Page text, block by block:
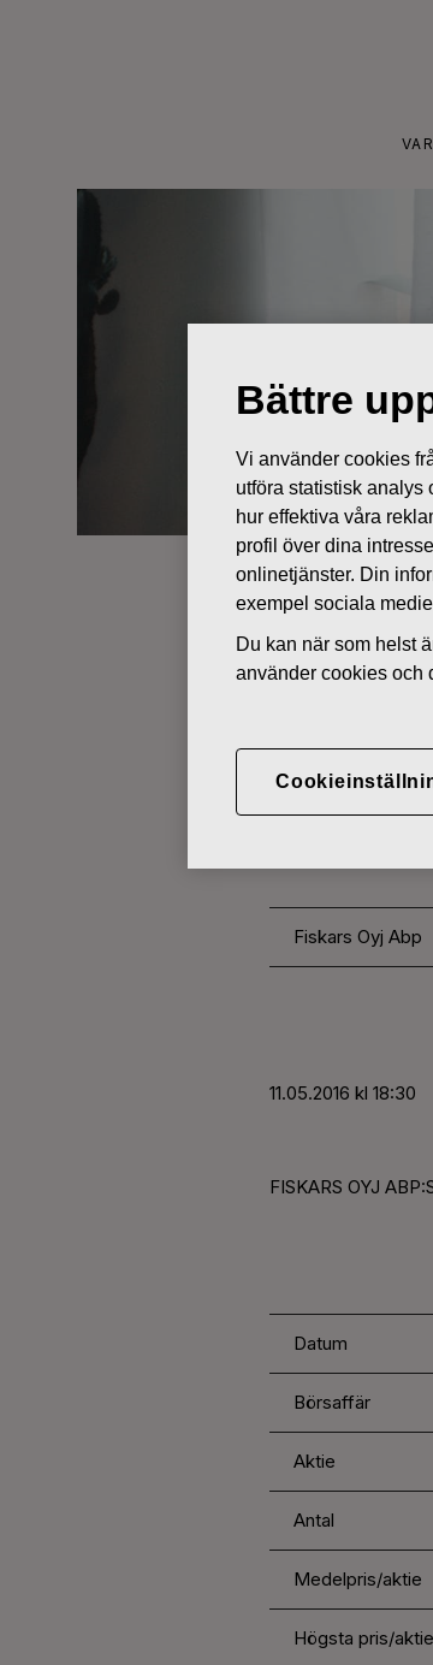
Fiskars Oyj Abp
11.05.2016 kl 18:30
FISKARS OYJ
Datum
Börsaffär
Aktie
Antal
Medelpris/aktie
Högsta pris/aktie
Bättre
Vi använder cookies
utföra statistisk analys
hur effektiva våra
profil över dina
onlinetjänster. Din
exempel sociala
Du kan när som helst
använder cookies och